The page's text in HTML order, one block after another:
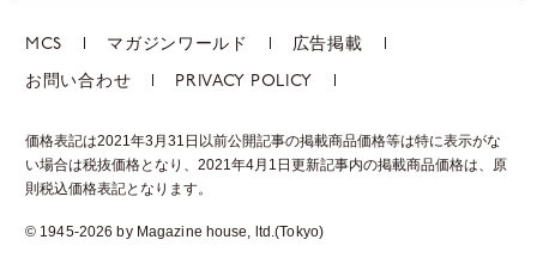
MCS マガジンワールド 広告掲載
お問い合わせ PRIVACY POLICY
価格表記は2021年3月31日以前公開記事の掲載商品価格等は特に表示がな
い場合は税抜価格となり、2021年4月1日更新記事内の掲載商品価格は、 原
則税込価格表記となります。
© 1945-2026 by Magazine house, ltd.(Tokyo)